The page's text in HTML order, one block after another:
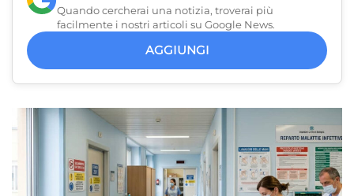
Quando cercherai una notizia, troverai più
facilmente i nostri articoli su Google News.
AGGIUNGI